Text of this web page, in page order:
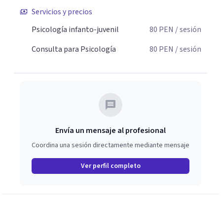
de atención, habilidades sociales y dificultades en la
espacio seguro, empático y profesional para tu bienestar
psicológico.
Servicios y precios
Psicología infanto-juvenil
80 PEN / sesión
Consulta para Psicología
80 PEN / sesión
Envía un mensaje al profesional
Coordina una sesión directamente mediante mensaje
Ver perfil completo